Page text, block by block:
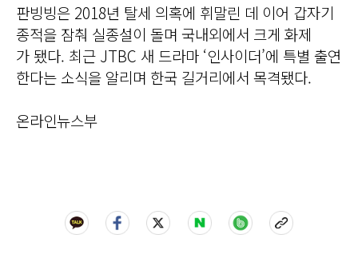
판빙빙은 2018년 탈세 의혹에 휘말린 데 이어 갑자기
종적을 잠춰 실종설이 돌며 국내외에서 크게 화제
가 됐다. 최근 JTBC 새 드라마 ‘인사이더’에 특별 출연
한다는 소식을 알리며 한국 길거리에서 목격됐다.
온라인뉴스부